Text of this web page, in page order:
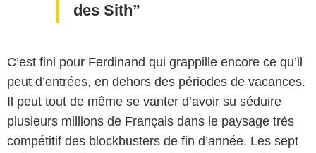
des Sith
C’est fini pour Ferdinand qui grappille encore ce qu’il
peut d’entrées, en dehors des périodes de vacances.
Il peut tout de même se vanter d’avoir su séduire
plusieurs millions de Français dans le paysage très
compétitif des blockbusters de fin d’année. Les sept